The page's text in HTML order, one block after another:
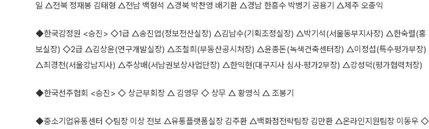
일 △전북 정재봉 김태형 △전남 백형석 △경북 박찬영 배기환 △경남 한흥수 박병기 공용기 △제주 오충익
◆한국감정원 <승진> ◇1급 △송진엽(정보전산실장) △김남수(기획조정실장) △박기석(서울동부지사장) △한숙렬(홍
보실장) ◇2급 △김상윤(연구개발실장) △조철희(부동산공시처장) △윤종돈(녹색건축센터장) △이정섭(특수평가부장)
△최경천(서울강남지사) △주상배(서남권보상사업단장) △한익현(대구지사 심사·평가2부장) △강성덕(평가협력처장)
◆한국선주협회 <승진> ◇ 상근부회장 △ 김영무 ◇ 상무 △ 황영식 △ 조봉기
◆중소기업유통센터 ◇팀장 이상 전보 △유통플랫폼실장 김주환 △백화점전략팀장 김만환 △온라인지원팀장 이동우 ◇